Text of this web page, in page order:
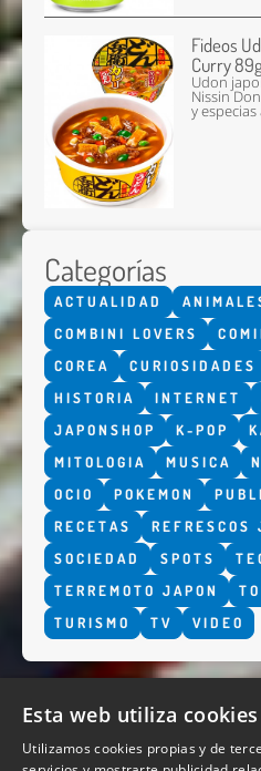
Fideos
Curry
Udon
Nissin
y
Categorías
ACTUALIDAD
COMBINI LOVERS
COREA
CURIOSIDADES
HISTORIA
INTERNET
JAPONSHOP
K-POP
MITOLOGIA
MUSICA
OCIO
POKEMON
RECETAS
REFRESCOS
SOCIEDAD
SPOTS
TERREMOTO JAPON
TURISMO
TV VIDEO
Esta web utiliza cookies
Utilizamos cookies propias y de